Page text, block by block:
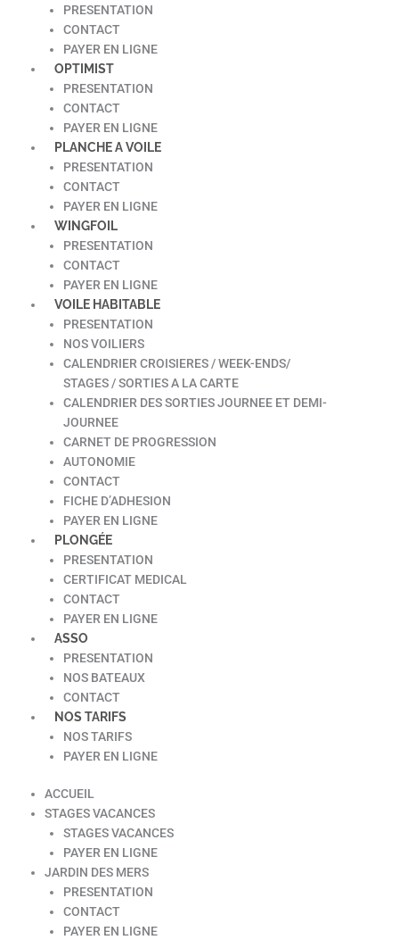
PRESENTATION
CONTACT
PAYER EN LIGNE
OPTIMIST
PRESENTATION
CONTACT
PAYER EN LIGNE
PLANCHE A VOILE
PRESENTATION
CONTACT
PAYER EN LIGNE
WINGFOIL
PRESENTATION
CONTACT
PAYER EN LIGNE
VOILE HABITABLE
PRESENTATION
NOS VOILIERS
CALENDRIER CROISIERES / WEEK-ENDS/
STAGES / SORTIES A LA CARTE
CALENDRIER DES SORTIES JOURNEE ET DEMI-
JOURNEE
CARNET DE PROGRESSION
AUTONOMIE
CONTACT
FICHE D’ADHESION
PAYER EN LIGNE
PLONGÉE
PRESENTATION
CERTIFICAT MEDICAL
CONTACT
PAYER EN LIGNE
ASSO
PRESENTATION
NOS BATEAUX
CONTACT
NOS TARIFS
NOS TARIFS
PAYER EN LIGNE
ACCUEIL
STAGES VACANCES
STAGES VACANCES
PAYER EN LIGNE
JARDIN DES MERS
PRESENTATION
CONTACT
PAYER EN LIGNE